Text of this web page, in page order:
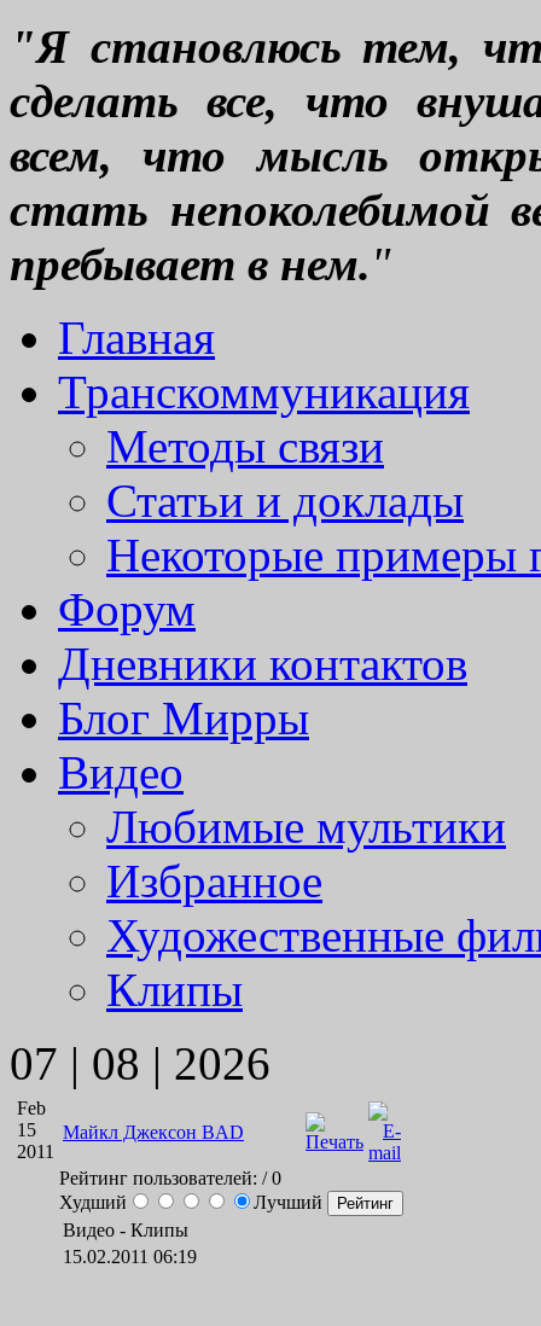
"Я становлюсь тем,
сделать все, что
всем, что мысль
стать непоколебимой
пребывает в нем."
Главная
Транскоммуникация
Методы связи
Статьи и доклады
Некоторые примеры
Форум
Дневники контактов
Блог Мирры
Видео
Любимые мультики
Избранное
Художественные
Клипы
07 | 08 | 2026
Feb
15
2011
Майкл Джексон BAD
Рейтинг пользователей: / 0
Худший
Лучший
Видео - Клипы
15.02.2011 06:19